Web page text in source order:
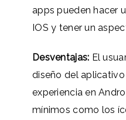
apps pueden hacer
IOS y tener un
Desventajas: El
diseño del
experiencia en
mínimos como los